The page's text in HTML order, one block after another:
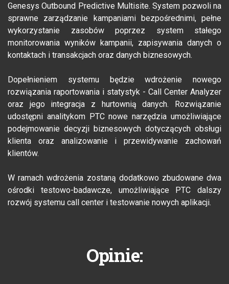
Genesys Outbound Predictive Multisite. System pozwoli na
sprawne zarządzanie kampaniami bezpośrednimi, pełne
wykorzystanie zasobów poprzez system stałego
monitorowania wyników kampanii, zapisywania danych o
kontaktach i transakcjach oraz danych biznesowych.
Dopełnieniem systemu będzie wdrożenie nowego
rozwiązania raportowania i statystyk - Call Center Analyzer
oraz jego integracja z hurtownią danych. Rozwiązanie
udostępni analitykom PTC nowe narzędzia umożliwiające
podejmowanie decyzji biznesowych dotyczących obsługi
klienta oraz analizowanie i przewidywanie zachowań
klientów.
W ramach wdrożenia zostaną dodatkowo zbudowane dwa
ośrodki testowo-badawcze, umożliwiające PTC dalszy
rozwój systemu call center i testowanie nowych aplikacji.
Opinie: